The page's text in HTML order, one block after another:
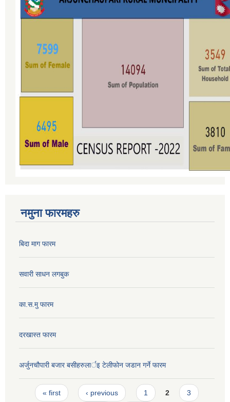
नमुना फारमहरु
बिदा माग फारम
सवारी साधन लगबुक
का.स.मु फारम
दरखास्त फारम
अर्जुनचौपारी बजार बसीहरुलार्इ टेलीफोन जडान गर्ने फारम
Pages
« first ‹ previous 1 2 3